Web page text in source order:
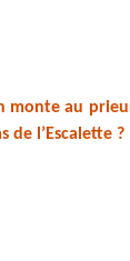
monte au
de l’Escalette ?